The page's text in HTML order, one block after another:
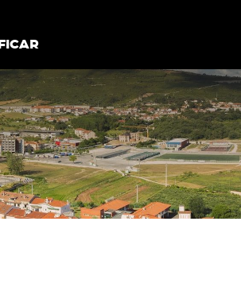
FICAR
FICAR